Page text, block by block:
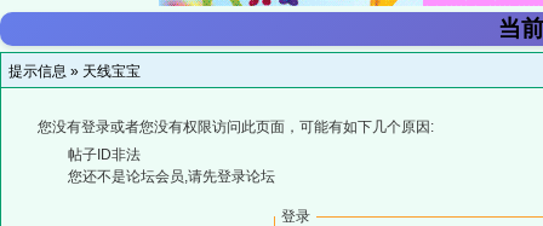
当
提示信息 » 天线宝宝
您没有登录或者您没有权限访问此页面，可能有如下几个原因:
帖子ID非法
您还不是论坛会员,请先登录论坛
登录